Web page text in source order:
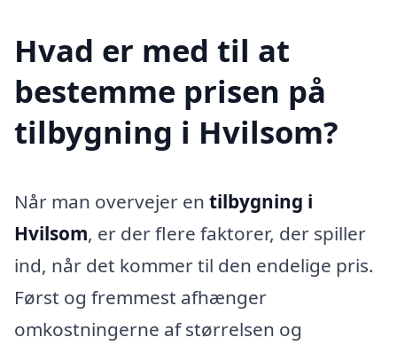
Hvad er med til at
bestemme prisen på
tilbygning i Hvilsom?
Når man overvejer en tilbygning i
Hvilsom, er der flere faktorer, der spiller
ind, når det kommer til den endelige pris.
Først og fremmest afhænger
omkostningerne af størrelsen og